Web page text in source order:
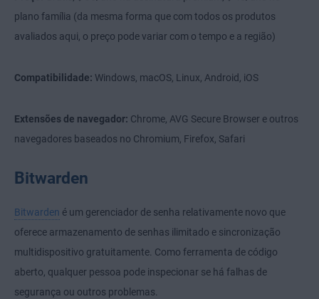
plano família (da mesma forma que com todos os produtos
avaliados aqui, o preço pode variar com o tempo e a região)
Compatibilidade: Windows, macOS, Linux, Android, iOS
Extensões de navegador: Chrome, AVG Secure Browser e outros
navegadores baseados no Chromium, Firefox, Safari
Bitwarden
Bitwarden é um gerenciador de senha relativamente novo que
oferece armazenamento de senhas ilimitado e sincronização
multidispositivo gratuitamente. Como ferramenta de código
aberto, qualquer pessoa pode inspecionar se há falhas de
segurança ou outros problemas.